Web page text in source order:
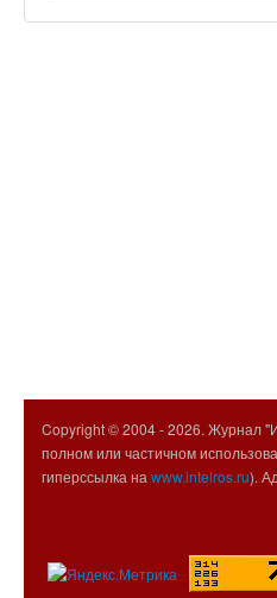
Copyright © 2004 -2026. Журнал
полном или частичном
гиперссылка на www.intelros.ru).